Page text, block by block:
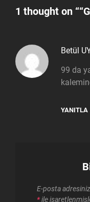
1 thought on “
Betül
99 da
YANITLA
E-posta
*ile